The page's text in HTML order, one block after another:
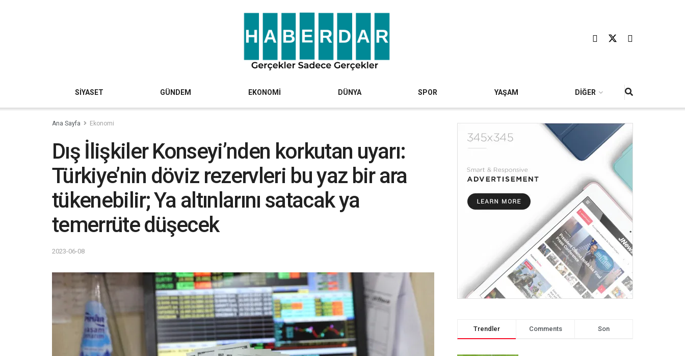
SİYASET GÜNDEM EKONOMİ DÜNYA SPOR YAŞAM DİĞER
Ana Sayfa Ekonomi
Dış İlişkiler Konseyi’nden korkutan uyarı:
Türkiye’nin döviz rezervleri bu yaz bir ara
tükenebilir; Ya altınlarını satacak ya
temerrüte düşecek
2023-06-08
Trendler Comments Son